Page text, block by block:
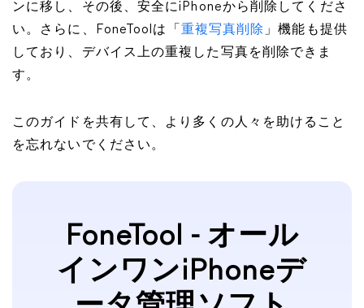
ンに移し、その後、安全にiPhoneから削除してくださ
い。さらに、FoneToolは「 重複写真削除 」機能も提供
しており、デバイス上の重複した写真を削除できま
す。
このガイドを共有して、より多くの人々を助けること
を忘れないでください。
FoneTool - オール
インワンiPhoneデ